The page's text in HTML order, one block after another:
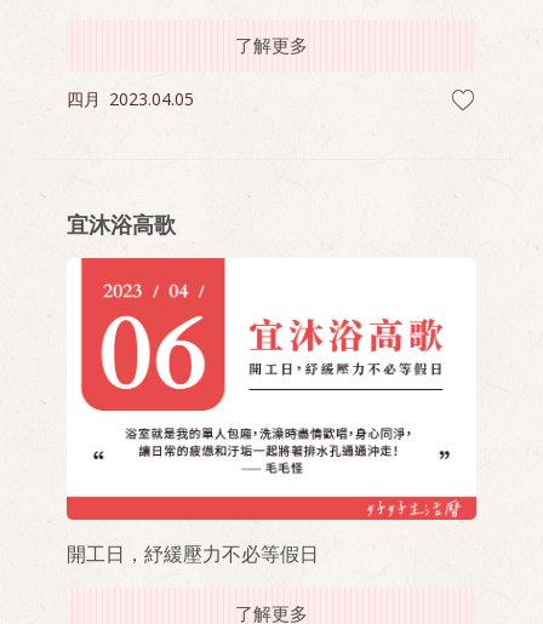
了解更多
四月 2023.04.05
宜沐浴高歌
開工日，紓緩壓力不必等假日
了解更多